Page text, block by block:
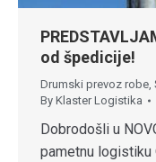
od špedicije!
Drumski prevoz robe,
By Klaster Logistika
Dobrodošli u
pametnu logistiku